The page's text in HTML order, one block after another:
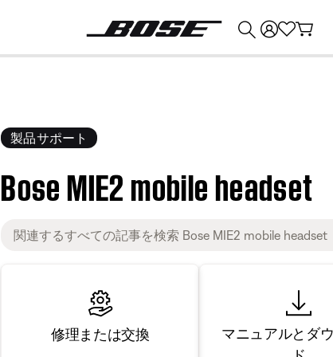
製品サポート
Bose MIE2 mobile headset
修理または交換
マニュアルとダ